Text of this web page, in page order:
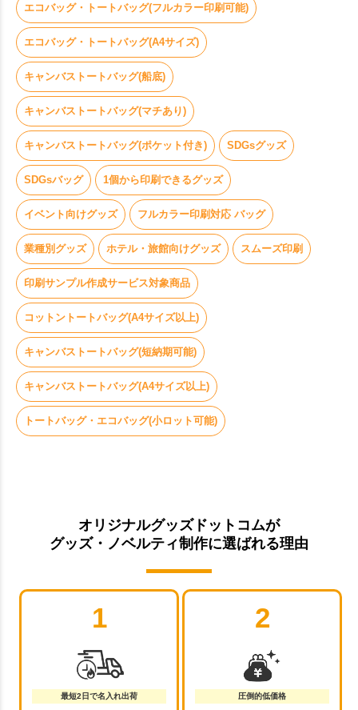
エコバッグ・トートバッグ(フルカラー印刷可能)
エコバッグ・トートバッグ(A4サイズ)
キャンバストートバッグ(船底)
キャンバストートバッグ(マチあり)
キャンバストートバッグ(ポケット付き) SDGsグッズ
SDGsバッグ 1個から印刷できるグッズ
イベント向けグッズ フルカラー印刷対応 バッグ
業種別グッズ ホテル・旅館向けグッズ スムーズ印刷
印刷サンプル作成サービス対象商品
コットントートバッグ(A4サイズ以上)
キャンバストートバッグ(短納期可能)
キャンバストートバッグ(A4サイズ以上)
トートバッグ・エコバッグ(小ロット可能)
オリジナルグッズドットコムが
グッズ・ノベルティ制作に選ばれる理由
1
最短2日で名入れ出荷
2
圧倒的低価格